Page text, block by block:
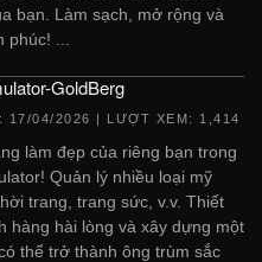
bạn. Làm sạch, mở rộng và
...
GoldBerg
17/04/2026 | LƯỢT XEM: 1,414
làm đẹp của riêng bạn trong
Quản lý nhiều loại mỹ
trang, trang sức, v.v. Thiết
hàng hài lòng và xây dựng một
thể trở thành ông trùm sắc